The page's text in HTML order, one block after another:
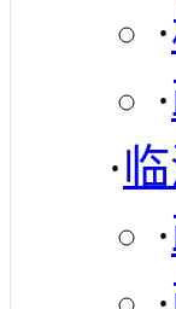
·
·
·
·